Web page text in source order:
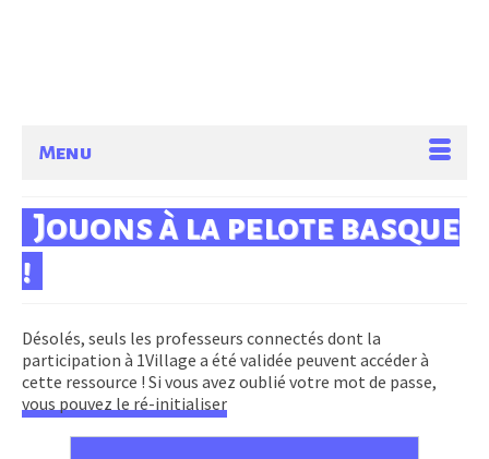
Menu
Jouons à la pelote basque
!
Désolés, seuls les professeurs connectés dont la
participation à 1Village a été validée peuvent accéder à
cette ressource ! Si vous avez oublié votre mot de passe,
vous pouvez le ré-initialiser